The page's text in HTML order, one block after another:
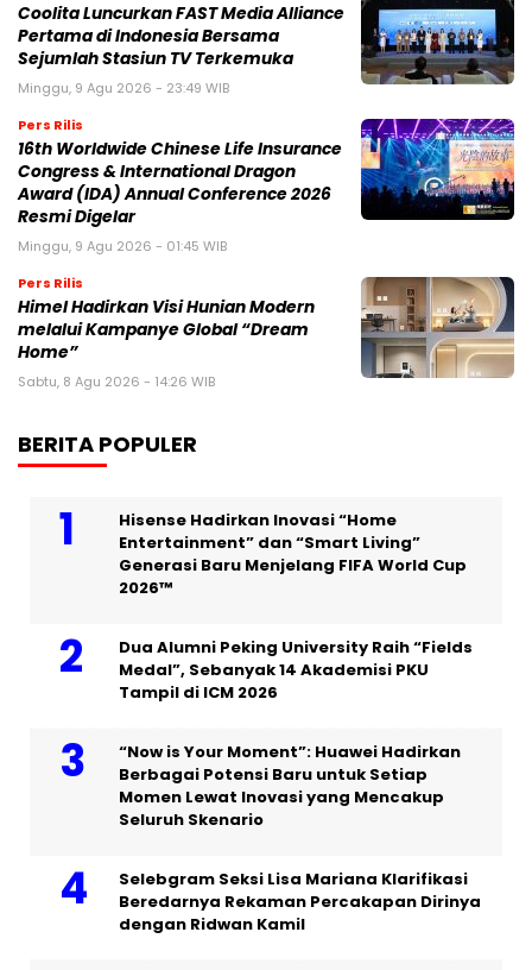
Coolita Luncurkan FAST Media Alliance
Pertama di Indonesia Bersama
Sejumlah Stasiun TV Terkemuka
Minggu, 9 Agu 2026 - 23:49 WIB
Pers Rilis
16th Worldwide Chinese Life Insurance
Congress & International Dragon
Award (IDA) Annual Conference 2026
Resmi Digelar
Minggu, 9 Agu 2026 - 01:45 WIB
Pers Rilis
Himel Hadirkan Visi Hunian Modern
melalui Kampanye Global “Dream
Home”
Sabtu, 8 Agu 2026 - 14:26 WIB
BERITA POPULER
Hisense Hadirkan Inovasi “Home
Entertainment” dan “Smart Living”
Generasi Baru Menjelang FIFA World Cup
2026™
Dua Alumni Peking University Raih “Fields
Medal”, Sebanyak 14 Akademisi PKU
Tampil di ICM 2026
“Now is Your Moment”: Huawei Hadirkan
Berbagai Potensi Baru untuk Setiap
Momen Lewat Inovasi yang Mencakup
Seluruh Skenario
Selebgram Seksi Lisa Mariana Klarifikasi
Beredarnya Rekaman Percakapan Dirinya
dengan Ridwan Kamil